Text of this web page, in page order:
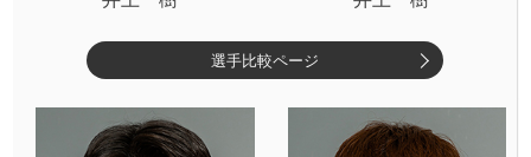
選手比較ページ